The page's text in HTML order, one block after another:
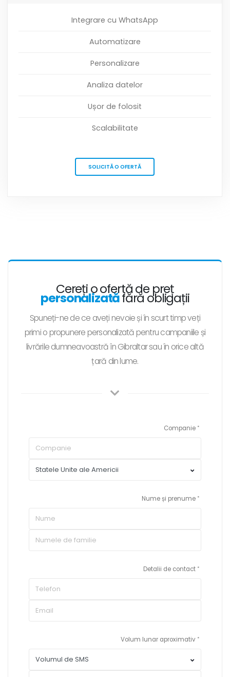
Integrare cu WhatsApp
Automatizare
Personalizare
Analiza datelor
Ușor de folosit
Scalabilitate
SOLICITĂ O OFERTĂ
Cereți o ofertă de preț
personalizatăfără obligații
Spuneți-ne de ce aveți nevoie și în scurt timp veți
primi o propunere personalizată pentru campaniile și
livrările dumneavoastră în Gibraltar sau în orice altă
țară din lume.
Companie
Nume și prenume
Detalii de contact
Volum lunar aproximativ